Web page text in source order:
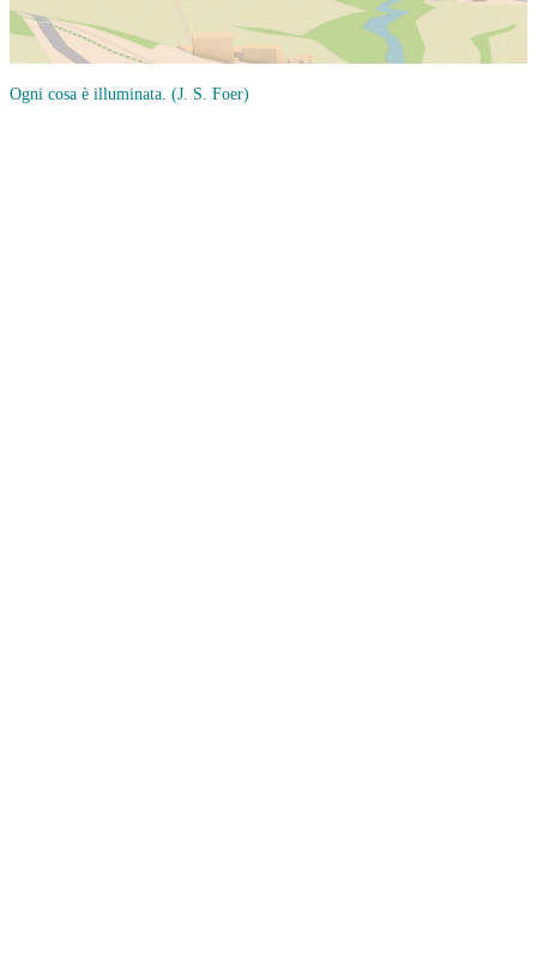
Ogni cosa è illuminata. (J. S. Foer)